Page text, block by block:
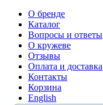
О бренде
Каталог
Вопросы и ответы
О кружеве
Отзывы
Оплата и доставка
Контакты
Корзина
English